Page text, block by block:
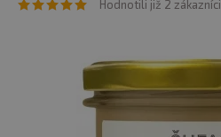
Hodnotili již 2 zákazníci